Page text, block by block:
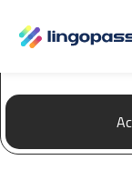
O Lingopass
deste site e